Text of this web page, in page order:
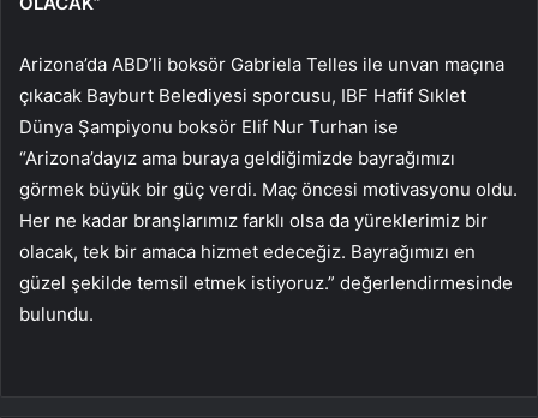
Arizona’da ABD’li boksör Gabriela Telles ile unvan maçına
çıkacak Bayburt Belediyesi sporcusu, IBF Hafif Sıklet
Dünya Şampiyonu boksör Elif Nur Turhan ise
“Arizona’dayız ama buraya geldiğimizde bayrağımızı
görmek büyük bir güç verdi. Maç öncesi motivasyonu oldu.
Her ne kadar branşlarımız farklı olsa da yüreklerimiz bir
olacak, tek bir amaca hizmet edeceğiz. Bayrağımızı en
güzel şekilde temsil etmek istiyoruz.” değerlendirmesinde
bulundu.